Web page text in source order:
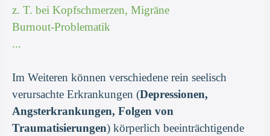
z. T. bei Kopfschmerzen, Migräne
Burnout-Problematik
...
Im Weiteren können verschiedene rein seelisch
verursachte Erkrankungen (Depressionen,
Angsterkrankungen, Folgen von
Traumatisierungen) körperlich beeinträchtigende